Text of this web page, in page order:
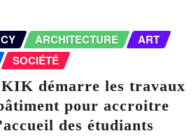
ARCHITECTURE
ART
SOCIÉTÉ
démarre les travaux
pour accroitre
des étudiants